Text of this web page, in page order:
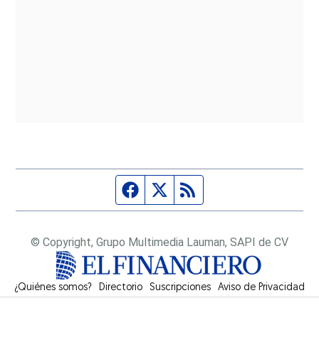
Página de Facebook
Fuente Twitter
© Copyright, Grupo Multimedia Lauman, SAPI de CV
¿Quiénes somos? Directorio Suscripciones Opens in new window
Aviso de Privacidad